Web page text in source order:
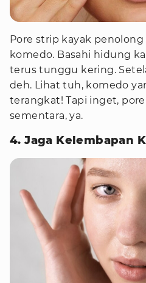
Pore strip kayak
komedo. Basahi hidung
terus tunggu kering.
deh. Lihat tuh, komedo
terangkat! Tapi inget,
sementara, ya.
4. Jaga Kelembapan